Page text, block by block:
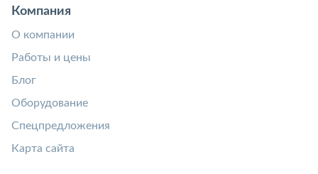
Компания
О компании
Работы и цены
Блог
Оборудование
Спецпредложения
Карта сайта